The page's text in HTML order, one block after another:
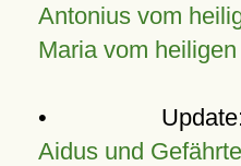
Antonius vom
Maria vom
•
Aidus und